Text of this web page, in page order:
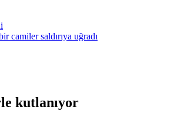
camiler saldırıya uğradı
kutlanıyor